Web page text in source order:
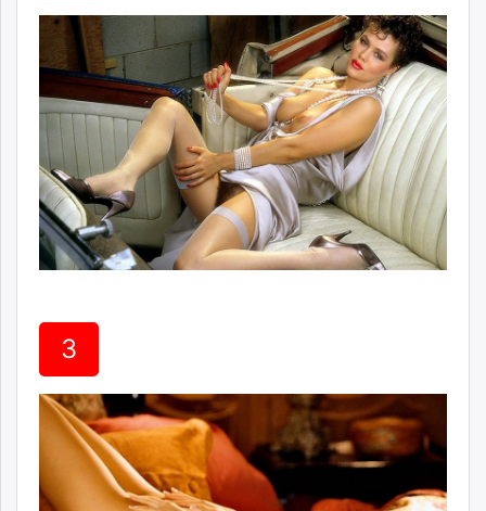
shuurhai.mn
unuudur.mn
isee.mn
mglradio.com
fact.mn
itoim.mn
tumen.mn
shuum.mn
times.mn
tvmongolia.mn
assa.mn
toim.mn
tac.mn
paparazzi.mn
unread.today
3